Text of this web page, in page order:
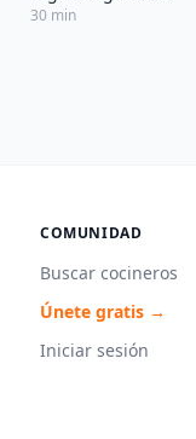
30 min
COMUNIDAD
Buscar cocineros
Únete gratis →
Iniciar sesión